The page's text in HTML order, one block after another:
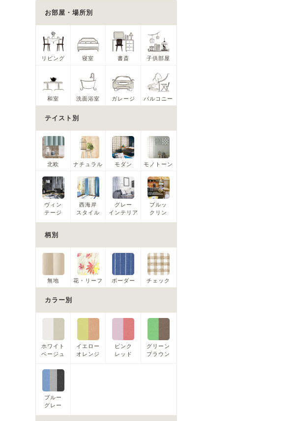
お部屋・場所別
リビング 寝室 書斎 子供部屋
和室 洗面浴室 ガレージ バルコニー
テイスト別
北欧 ナチュラル モダン モノトーン
ヴィン
テージ
西海岸
スタイル
グレー
インテリア
ブルッ
クリン
柄別
無地 花・リーフ ボーダー チェック
カラー別
ホワイト
ベージュ
イエロー
オレンジ
ピンク
レッド
グリーン
ブラウン
ブルー
グレー